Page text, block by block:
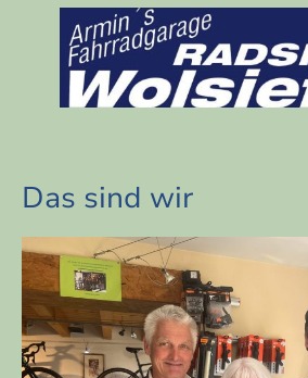
Das sind wir